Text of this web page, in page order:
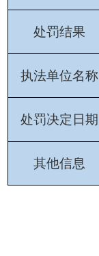
处罚结果
执法单位名称
处罚决定日期
其他信息